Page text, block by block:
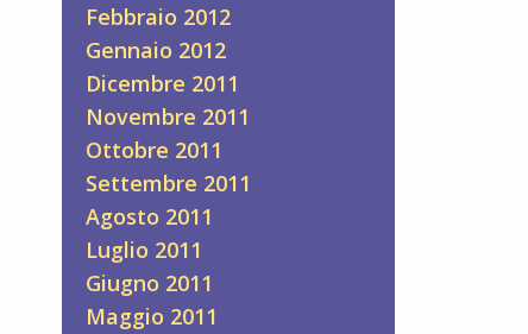
Febbraio 2012
Gennaio 2012
Dicembre 2011
Novembre 2011
Ottobre 2011
Settembre 2011
Agosto 2011
Luglio 2011
Giugno 2011
Maggio 2011